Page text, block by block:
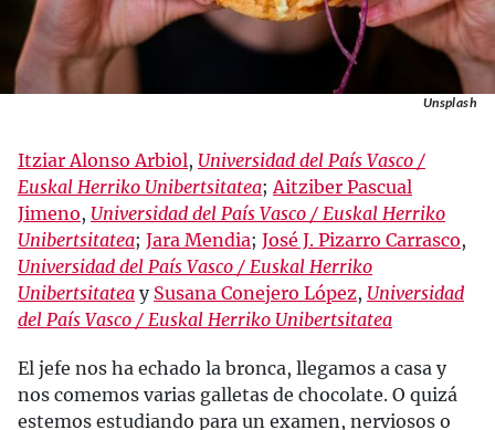
Unsplash
Itziar Alonso Arbiol, Universidad del País Vasco /
Euskal Herriko Unibertsitatea;Aitziber Pascual
Jimeno, Universidad del País Vasco / Euskal Herriko
Unibertsitatea; Jara Mendia; José J. Pizarro Carrasco,
Universidad del País Vasco / Euskal Herriko
Unibertsitatea y Susana Conejero López, Universidad
del País Vasco / Euskal Herriko Unibertsitatea
El jefe nos ha echado la bronca, llegamos a casa y
nos comemos varias galletas de chocolate. O quizá
estemos estudiando para un examen, nerviosos o